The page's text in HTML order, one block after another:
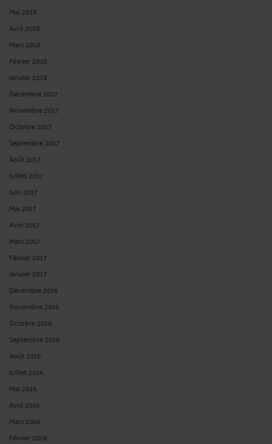
Mai 2018
Avril 2018
Mars 2018
Février 2018
Janvier 2018
Décembre 2017
Novembre 2017
Octobre 2017
Septembre 2017
Août 2017
Juillet 2017
Juin 2017
Mai 2017
Avril 2017
Mars 2017
Février 2017
Janvier 2017
Décembre 2016
Novembre 2016
Octobre 2016
Septembre 2016
Août 2016
Juillet 2016
Mai 2016
Avril 2016
Mars 2016
Février 2016